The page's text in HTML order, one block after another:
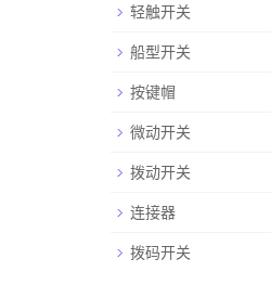
轻触开关
船型开关
按键帽
微动开关
拨动开关
连接器
拨码开关